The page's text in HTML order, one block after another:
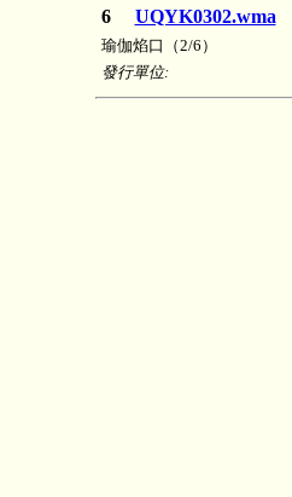
6 UQYK0302.wma
瑜伽焰口（2/6）
發行單位: